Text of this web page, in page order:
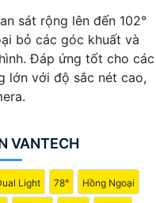
sát rộng lên đến 102°
bỏ các góc khuất và
Đáp ứng tốt cho các
lớn với độ sắc nét cao,
VANTECH
Light 78° Hồng Ngoại